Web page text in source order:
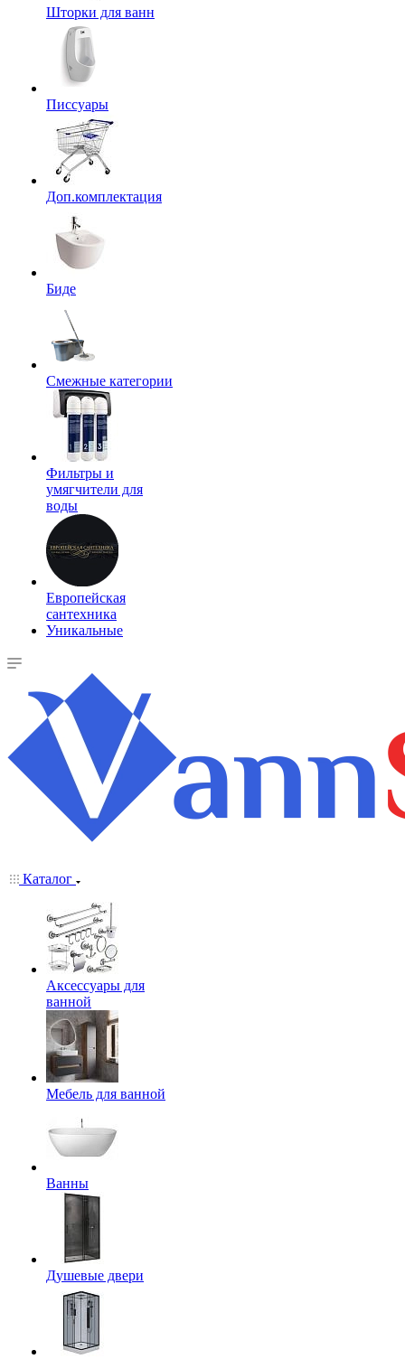
Шторки для ванн
Писсуары
Доп.комплектация
Биде
Смежные категории
Фильтры и
умягчители для
воды
Европейская
сантехника
Уникальные
Каталог
Аксессуары для
ванной
Мебель для ванной
Ванны
Душевые двери